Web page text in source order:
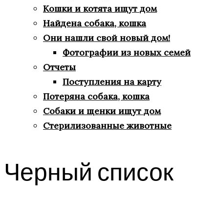
Кошки и котята ищут дом
Найдена собака, кошка
Они нашли свой новый дом!
Фотографии из новых семей
Отчеты
Поступления на карту
Потеряна собака, кошка
Собаки и щенки ищут дом
Стерилизованные животные
Черный список